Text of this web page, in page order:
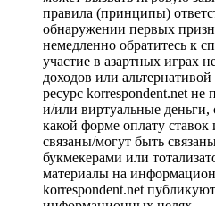
правила (принципы)
обнаружении первых
немедленно обратитесь к
участие в азартных играх
доходов или
ресурс korrespondent.net
и/или виртуальные
какой форме оплату
связаны/могут быть
букмекерами или
материалы на
korrespondent.net